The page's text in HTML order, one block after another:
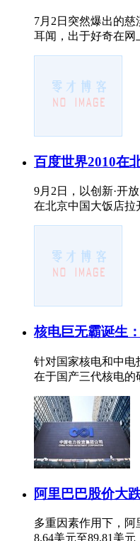
7月2日突然爆出的
耳闻，出于好奇在网
百度世界2010在
9月2日，以创新·开
在北京中国大饭店拉
核电巨无霸诞生
针对国家核电和中电
在于国产三代核电的
阿里巴巴股价大
多重因素作用下，
8.64美元至89.81美